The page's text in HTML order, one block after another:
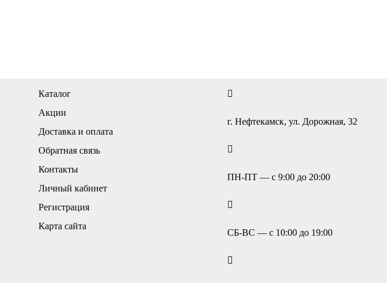
Каталог
Акции
Доставка и оплата
Обратная связь
Контакты
Личный кабинет
Регистрация
Карта сайта
г. Нефтекамск, ул. Дорожная, 32
ПН-ПТ — с 9:00 до 20:00
СБ-ВС — с 10:00 до 19:00